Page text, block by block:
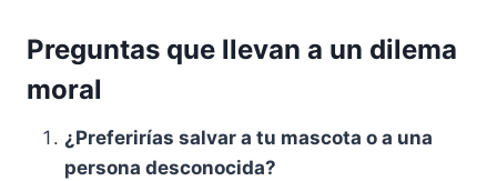
Preguntas que llevan a un dilema
moral
¿Preferirías salvar a tu mascota o a una
persona desconocida?